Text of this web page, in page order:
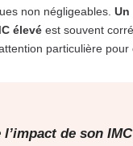
non négligeables. Un
élevé est souvent
particulière
de son